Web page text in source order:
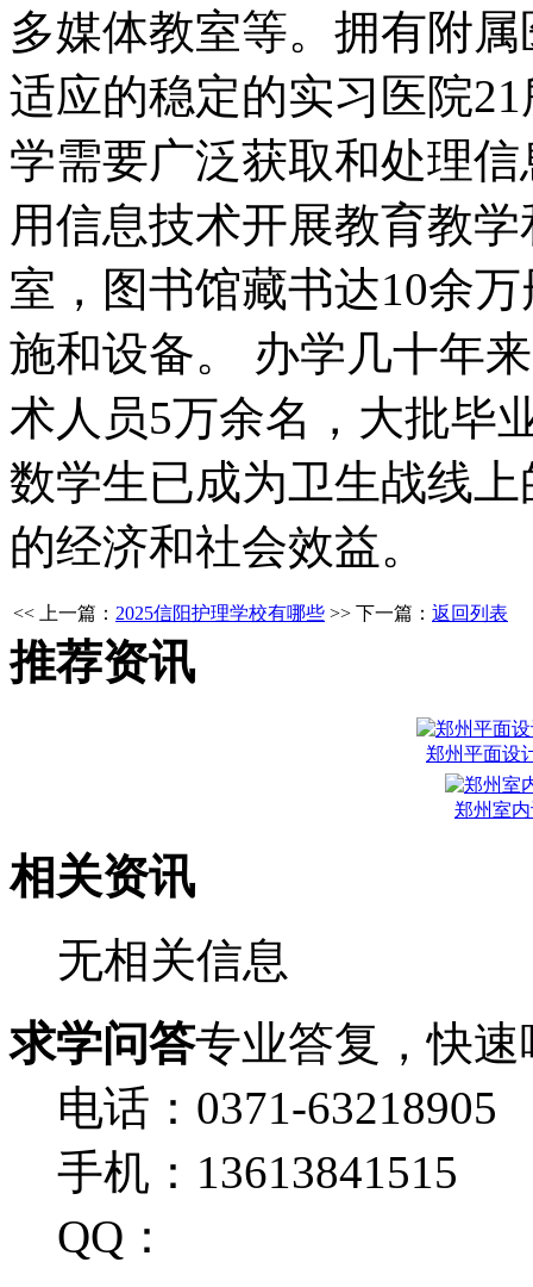
多媒体教室等。拥有附
适应的稳定的实习医院
学需要广泛获取和处理
用信息技术开展教育教
室，图书馆藏书达10余
施和设备。 办学几十年
术人员5万余名，大批毕
数学生已成为卫生战线
的经济和社会效益。
<< 上一篇： 2025信阳护理学校有哪些 >> 下一篇： 返回列表
推荐资讯
郑州平面设
郑州室
相关资讯
无相关信息
求学问答专业答复，快速
电话：0371-63218905
手机：13613841515
QQ：